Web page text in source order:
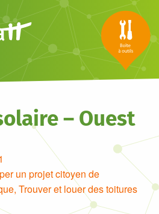
– Ouest
un projet citoyen de
,Trouver et louer des toitures